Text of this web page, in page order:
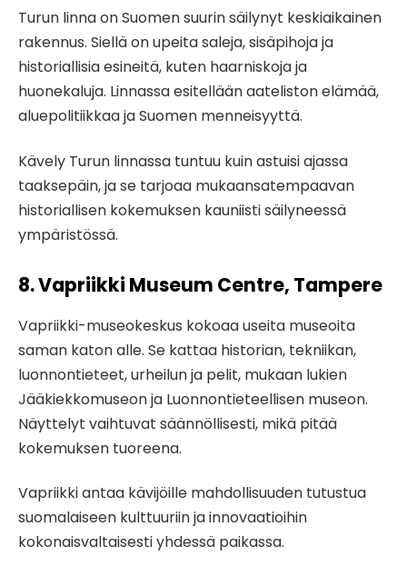
Turun linna on Suomen suurin säilynyt keskiaikainen
rakennus. Siellä on upeita saleja, sisäpihoja ja
historiallisia esineitä, kuten haarniskoja ja
huonekaluja. Linnassa esitellään aateliston elämää,
aluepolitiikkaa ja Suomen menneisyyttä.
Kävely Turun linnassa tuntuu kuin astuisi ajassa
taaksepäin, ja se tarjoaa mukaansatempaavan
historiallisen kokemuksen kauniisti säilyneessä
ympäristössä.
8. Vapriikki Museum Centre, Tampere
Vapriikki-museokeskus kokoaa useita museoita
saman katon alle. Se kattaa historian, tekniikan,
luonnontieteet, urheilun ja pelit, mukaan lukien
Jääkiekkomuseon ja Luonnontieteellisen museon.
Näyttelyt vaihtuvat säännöllisesti, mikä pitää
kokemuksen tuoreena.
Vapriikki antaa kävijöille mahdollisuuden tutustua
suomalaiseen kulttuuriin ja innovaatioihin
kokonaisvaltaisesti yhdessä paikassa.